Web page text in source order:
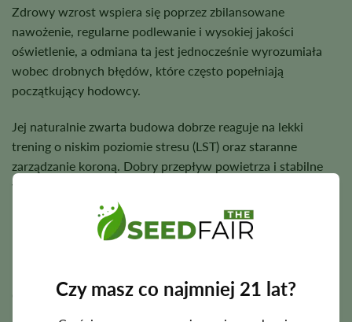
Czy masz co najmniej 21 lat?
Zdrowy wzrost wspiera się poprzez zbilansowane
nawożenie, regularne podlewanie i wysokiej jakości
oświetlenie, a odmiana ta jest jednocześnie wyrozumiała
wobec drobnych błędów, które często popełniają
początkujący hodowcy.
Jej naturalnie zwarta budowa dobrze reaguje na lekki
trening o niskim poziomie stresu (LST) oraz staranne
zarządzanie koroną. Dobry przepływ powietrza i stabilne
warunki środowiskowe pomagają zmaksymalizować
produkcję żywicy oraz jakość kwiatów przez cały cykl
Okres kwitnienia, wysokość i potencjał plonowy